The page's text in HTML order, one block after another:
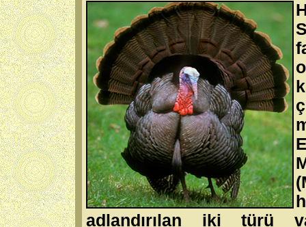
adlandırılan iki türü